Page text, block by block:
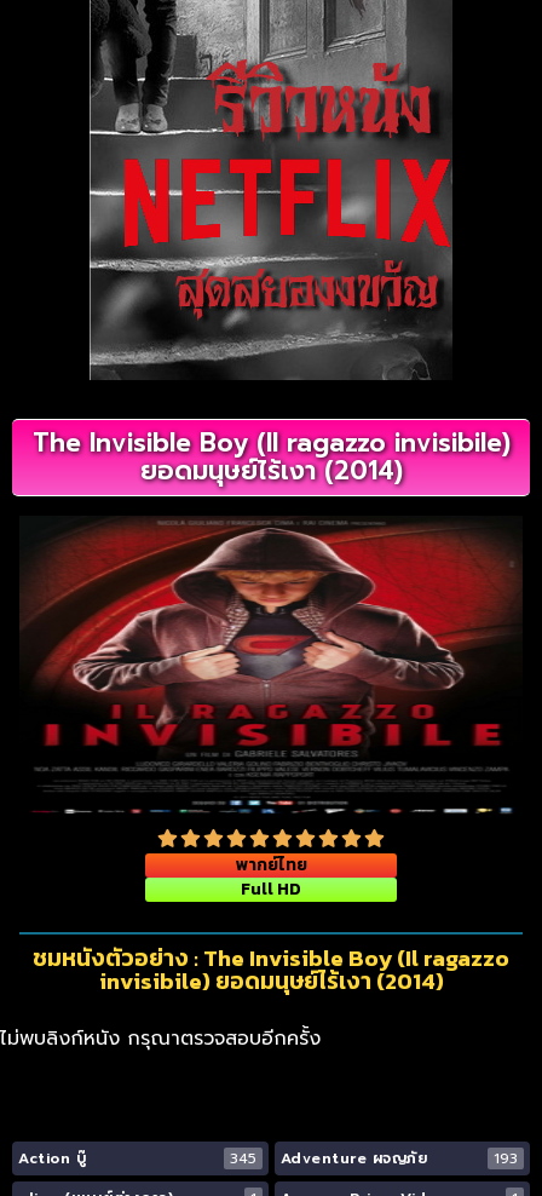
The Invisible Boy (Il ragazzo invisibile)
ยอดมนุษย์ไร้เงา (2014)
พากย์ไทย
Full HD
ชมหนังตัวอย่าง : The Invisible Boy (Il ragazzo
invisibile) ยอดมนุษย์ไร้เงา (2014)
ไม่พบลิงก์หนัง กรุณาตรวจสอบอีกครั้ง
Action บู๊ 345 Adventure ผจญภัย
193